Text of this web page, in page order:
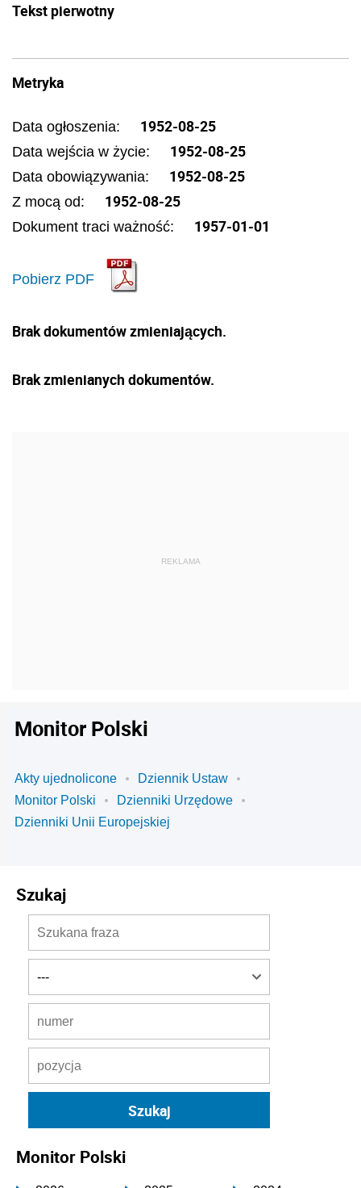
Tekst pierwotny
Metryka
Data ogłoszenia: 1952-08-25
Data wejścia w życie: 1952-08-25
Data obowiązywania: 1952-08-25
Z mocą od: 1952-08-25
Dokument traci ważność: 1957-01-01
Pobierz PDF
Brak dokumentów zmieniających.
Brak zmienianych dokumentów.
Monitor Polski
Akty ujednolicone
Dziennik Ustaw
Monitor Polski
Dzienniki Urzędowe
Dzienniki Unii Europejskiej
Szukaj
Monitor Polski